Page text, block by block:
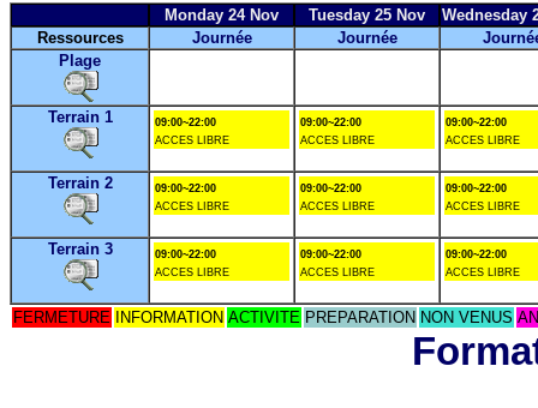
Monday 24 Nov
Tuesday 25 Nov
Wednesday
Ressources
Journée Journée
Plage
Terrain 1
09:00~22:00
ACCES LIBRE
09:00~22:00
ACCES LIBRE
09:00~22:00
ACCES LIBRE
Terrain 2
09:00~22:00
ACCES LIBRE
09:00~22:00
ACCES LIBRE
09:00~22:00
ACCES LIBRE
Terrain 3
09:00~22:00
ACCES LIBRE
09:00~22:00
ACCES LIBRE
09:00~22:00
ACCES LIBRE
FERMETURE INFORMATION ACTIVITE PREPARATION NON VENUS